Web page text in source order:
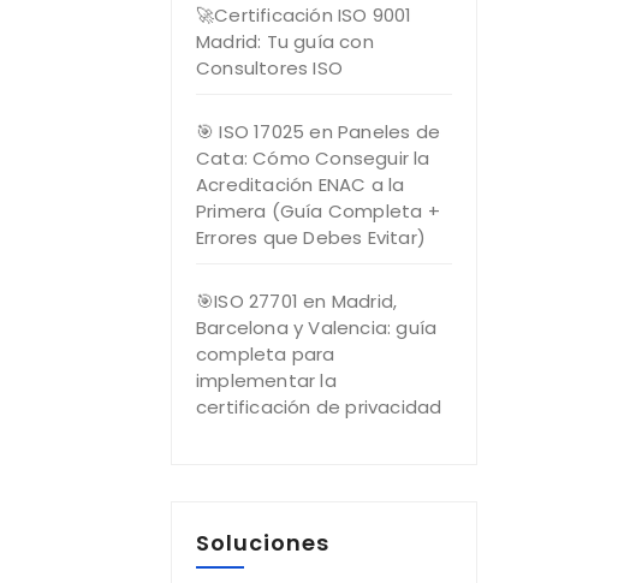
🚀Certificación ISO 9001
Madrid: Tu guía con
Consultores ISO
🎯 ISO 17025 en Paneles de
Cata: Cómo Conseguir la
Acreditación ENAC a la
Primera (Guía Completa +
Errores que Debes Evitar)
🎯ISO 27701 en Madrid,
Barcelona y Valencia: guía
completa para
implementar la
certificación de privacidad
Soluciones